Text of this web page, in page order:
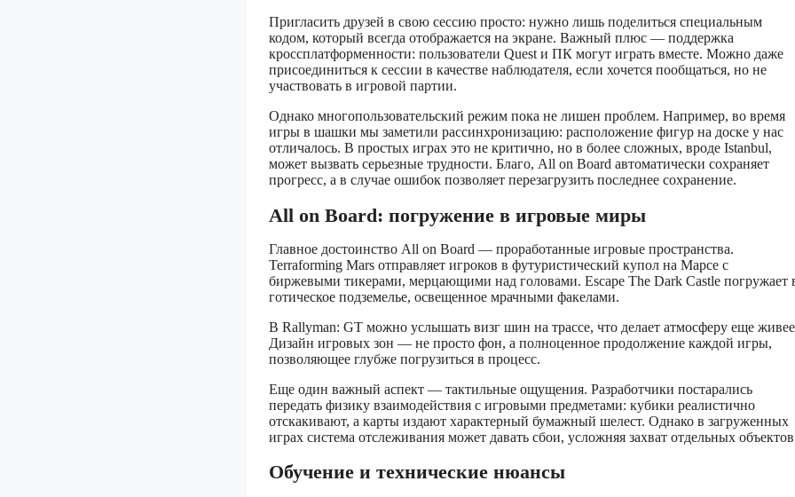
Пригласить друзей в свою сессию просто: нужно лишь поделиться специальным
кодом, который всегда отображается на экране. Важный плюс — поддержка
кроссплатформенности: пользователи Quest и ПК могут играть вместе. Можно даже
присоединиться к сессии в качестве наблюдателя, если хочется пообщаться, но не
участвовать в игровой партии.
Однако многопользовательский режим пока не лишен проблем. Например, во время
игры в шашки мы заметили рассинхронизацию: расположение фигур на доске у нас
отличалось. В простых играх это не критично, но в более сложных, вроде Istanbul,
может вызвать серьезные трудности. Благо, All on Board автоматически сохраняет
прогресс, а в случае ошибок позволяет перезагрузить последнее сохранение.
All on Board: погружение в игровые миры
Главное достоинство All on Board — проработанные игровые пространства.
Terraforming Mars отправляет игроков в футуристический купол на Марсе с
биржевыми тикерами, мерцающими над головами. Escape The Dark Castle погружает
готическое подземелье, освещенное мрачными факелами.
В Rallyman: GT можно услышать визг шин на трассе, что делает атмосферу еще
Дизайн игровых зон — не просто фон, а полноценное продолжение каждой игры,
позволяющее глубже погрузиться в процесс.
Еще один важный аспект — тактильные ощущения. Разработчики постарались
передать физику взаимодействия с игровыми предметами: кубики реалистично
отскакивают, а карты издают характерный бумажный шелест. Однако в загруженных
играх система отслеживания может давать сбои, усложняя захват отдельных
Обучение и технические нюансы